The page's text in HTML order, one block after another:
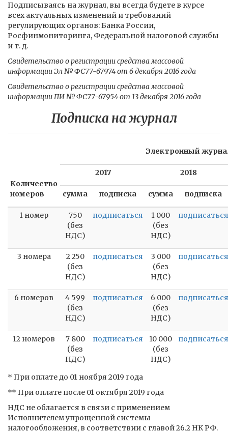
Подписываясь на журнал, вы всегда будете в курсе
всех актуальных изменений и требований
регулирующих органов: Банка России,
Росфинмониторинга, Федеральной налоговой службы
и т. д.
Свидетельство о регистрации средства массовой
информации Эл № ФС77-67974 от 6 декабря 2016 года
Свидетельство о регистрации средства массовой
информации ПИ № ФС77-67954 от 13 декабря 2016 года
Подписка на журнал
Количество
номеров
Электронный
2017 2018
сумма подписка сумма подписка
1 номер
750
(без
НДС)
подписаться
1 000
(без
НДС)
подписаться
3 номера
2 250
(без
НДС)
подписаться
3 000
(без
НДС)
подписаться
6 номеров
4 599
(без
НДС)
подписаться
6 000
(без
НДС)
подписаться
12 номеров
7 800
(без
НДС)
подписаться
10 000
(без
НДС)
подписаться
* При оплате до 01 ноября 2019 года
** При оплате после 01 октября 2019 года
НДС не облагается в связи с применением
Исполнителем упрощенной системы
налогообложения, в соответствии с главой 26.2 НК РФ.